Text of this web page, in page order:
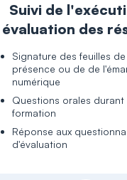
Suivi de
évaluation des
Signature des feuilles de
présence ou de de
numérique
Questions orales durant
formation
Réponse aux
d'évaluation